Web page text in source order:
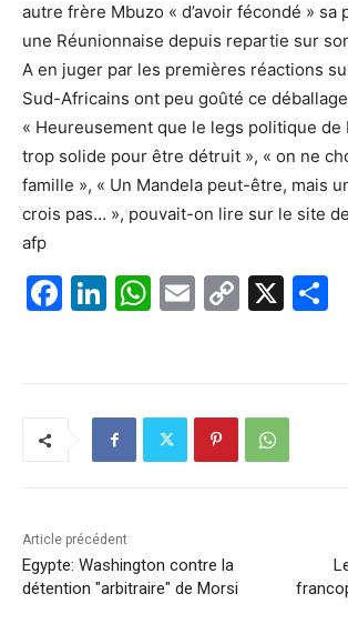
autre frère Mbuzo « d’avoir fécondé » sa
une Réunionnaise depuis repartie sur
A en juger par les premières réactions
Sud-Africains ont peu goûté ce
« Heureusement que le legs politique de
trop solide pour être détruit », « on ne
famille », « Un Mandela peut-être, mais
crois pas… », pouvait-on lire sur le site
afp
F
k
Li
dI
n
W
A
p
E
C
Li
n
X
Article précédent
Egypte: Washington contre la
détention "arbitraire" de Morsi